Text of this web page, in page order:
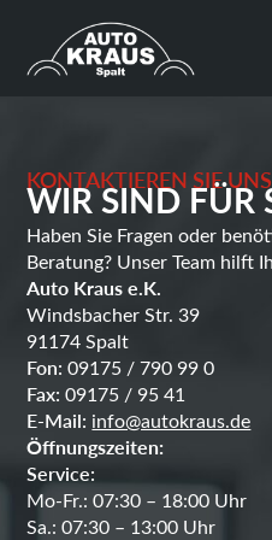
KONTAKTIEREN SIE UNS
WIR SIND FÜR
Haben Sie Fragen oder
Beratung? Unser Team hilft
Auto Kraus e.K.
Windsbacher Str. 39
91174 Spalt
Fon: 09175 / 790 99 0
Fax: 09175 / 95 41
E-Mail: info@autokraus.de
Öffnungszeiten:
Service:
Mo-Fr.: 07:30 – 18:00 Uhr
Sa.: 07:30 – 13:00 Uhr